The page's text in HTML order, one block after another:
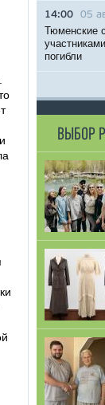
14:00 05
Тюменские
погибли
ВЫБОР